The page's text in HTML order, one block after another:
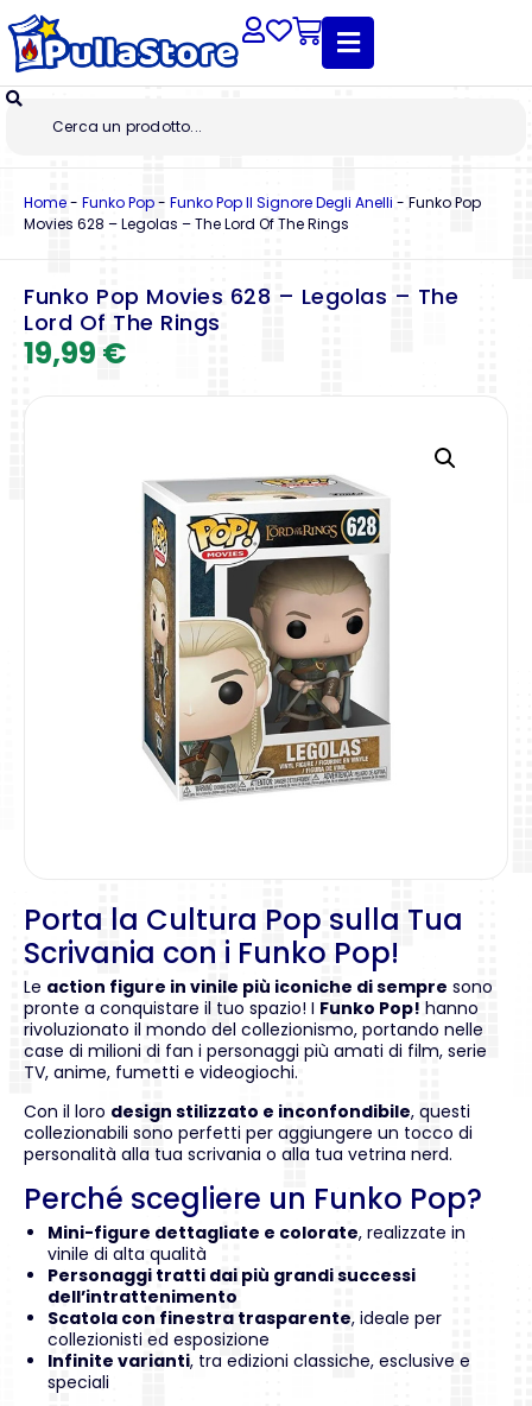
Home- Funko Pop- Funko Pop Il Signore Degli Anelli - Funko Pop
Movies 628 – Legolas – The Lord Of The Rings
Funko Pop Movies 628 – Legolas – The
Lord Of The Rings
19,99 €
Porta la Cultura Pop sulla Tua
Scrivania con i Funko Pop!
Le action figure in vinile più iconiche di sempre sono
pronte a conquistare il tuo spazio! I Funko Pop! hanno
rivoluzionato il mondo del collezionismo, portando nelle
case di milioni di fan i personaggi più amati di film, serie
TV, anime, fumetti e videogiochi.
Con il loro design stilizzato e inconfondibile, questi
collezionabili sono perfetti per aggiungere un tocco di
personalità alla tua scrivania o alla tua vetrina nerd.
Perché scegliere un Funko Pop?
Mini-figure dettagliate e colorate, realizzate in
vinile di alta qualità
Personaggi tratti dai più grandi successi
dell’intrattenimento
Scatola con finestra trasparente, ideale per
collezionisti ed esposizione
Infinite varianti, tra edizioni classiche, esclusive e
speciali